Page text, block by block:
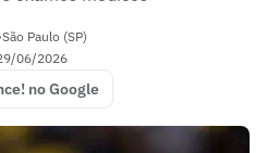
São Paulo (SP)
06/2026
no Google